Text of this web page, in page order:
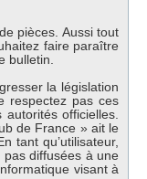
pièces. Aussi tout
faire paraître
bulletin.
la législation
respectez pas ces
officielles.
de France » ait le
tant qu’utilisateur,
diffusées à une
visant à